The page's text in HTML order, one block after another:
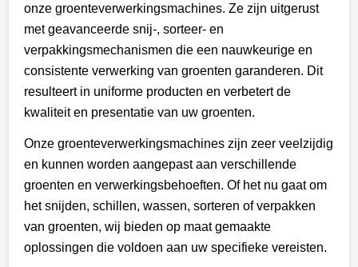
onze groenteverwerkingsmachines. Ze zijn uitgerust
met geavanceerde snij-, sorteer- en
verpakkingsmechanismen die een nauwkeurige en
consistente verwerking van groenten garanderen. Dit
resulteert in uniforme producten en verbetert de
kwaliteit en presentatie van uw groenten.
Onze groenteverwerkingsmachines zijn zeer veelzijdig
en kunnen worden aangepast aan verschillende
groenten en verwerkingsbehoeften. Of het nu gaat om
het snijden, schillen, wassen, sorteren of verpakken
van groenten, wij bieden op maat gemaakte
oplossingen die voldoen aan uw specifieke vereisten.